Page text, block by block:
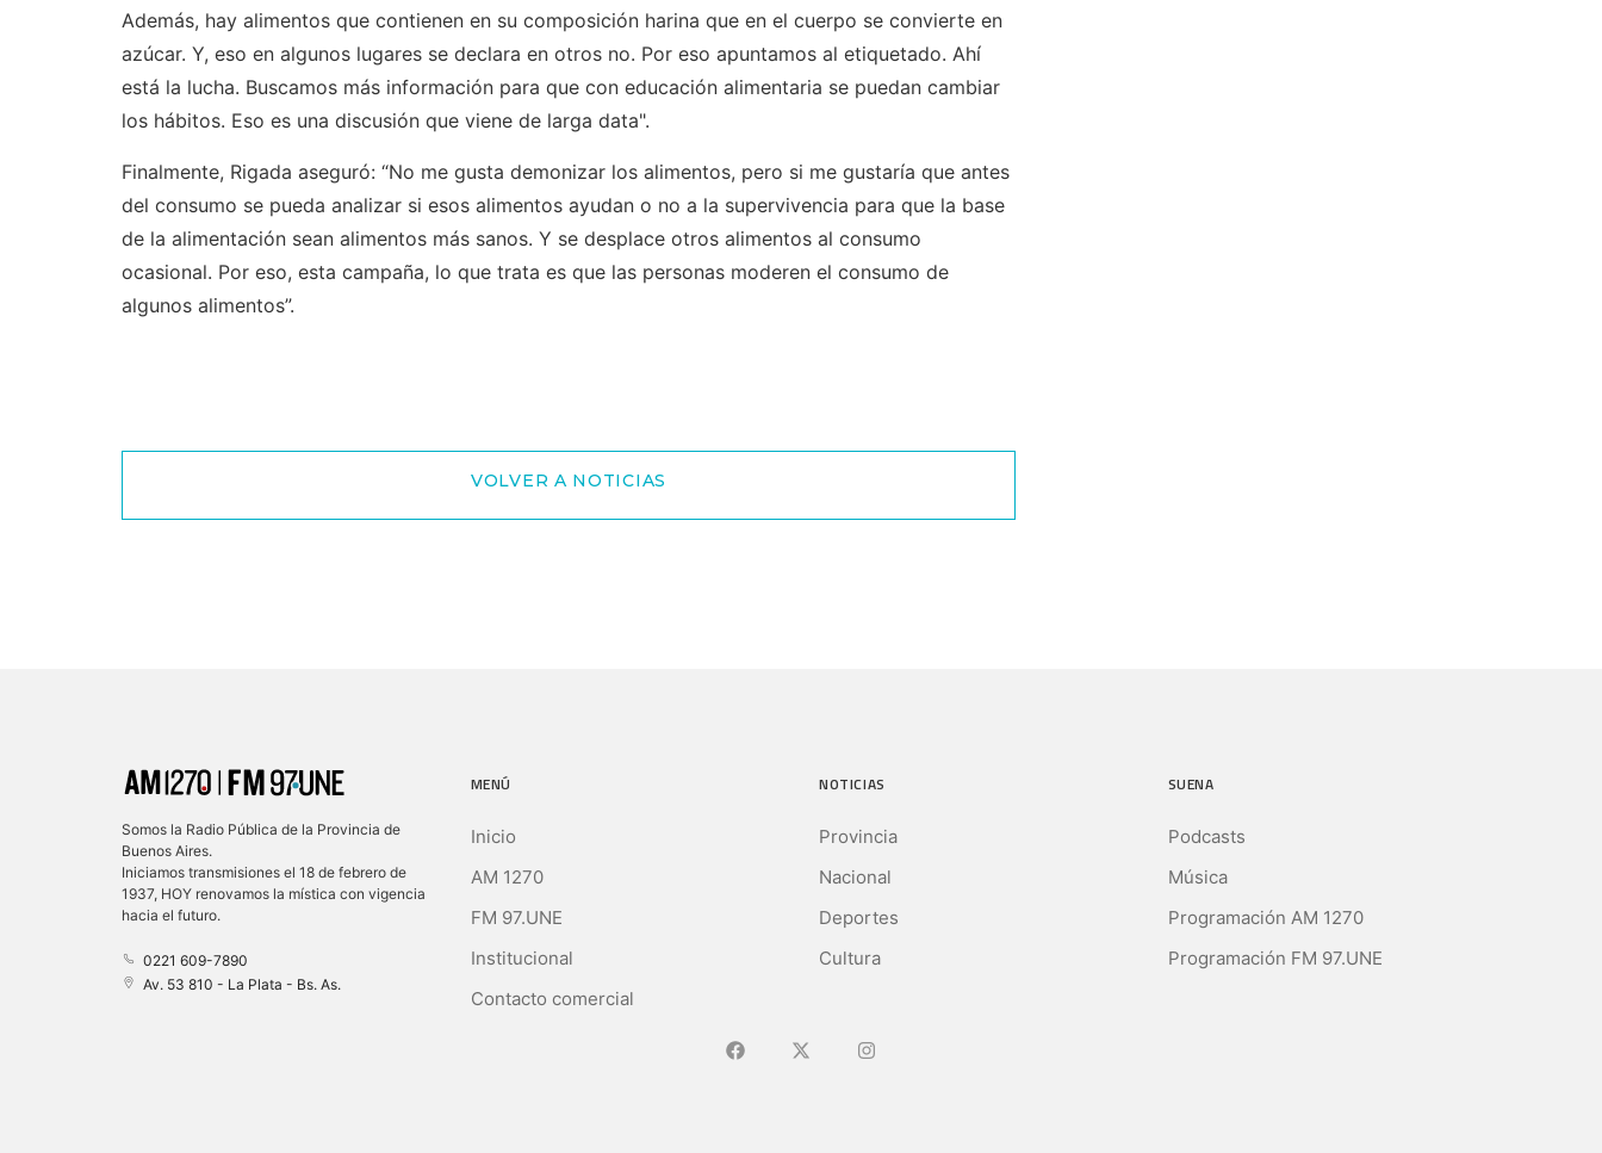
Además, hay alimentos que contienen en su composición harina que en el cuerpo se convierte en
azúcar. Y, eso en algunos lugares se declara en otros no. Por eso apuntamos al etiquetado. Ahí
está la lucha. Buscamos más información para que con educación alimentaria se puedan cambiar
los hábitos. Eso es una discusión que viene de larga data".
Finalmente, Rigada aseguró: “No me gusta demonizar los alimentos, pero si me gustaría que antes
del consumo se pueda analizar si esos alimentos ayudan o no a la supervivencia para que la base
de la alimentación sean alimentos más sanos. Y se desplace otros alimentos al consumo
ocasional. Por eso, esta campaña, lo que trata es que las personas moderen el consumo de
algunos alimentos”.
VOLVER A NOTICIAS
Somos la Radio Pública de la Provincia de
Buenos Aires.
Iniciamos transmisiones el 18 de febrero de
1937, HOY renovamos la mística con vigencia
hacia el futuro.
0221 609-7890
Av. 53 810 - La Plata - Bs. As.
MENÚ
Inicio
AM 1270
FM 97.UNE
Institucional
Contacto comercial
NOTICIAS
Provincia
Nacional
Deportes
Cultura
SUENA
Podcasts
Música
Programación AM 1270
Programación FM 97.UNE
Ir a FacebookIr a X (Ex-Twitter)
Ir a